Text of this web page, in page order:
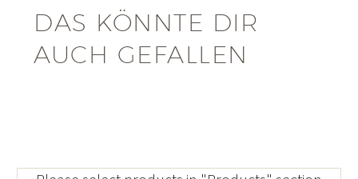
DAS KÖNNTE DIR
AUCH GEFALLEN